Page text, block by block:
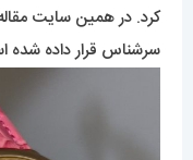
کرد. در همین سایت
سرشناس قرار داده شده